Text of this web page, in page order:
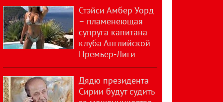
Стэйси Амбер Уорд
– пламенеющая
супруга капитана
клуба Английской
Премьер-Лиги
Дядю президента
Сирии будут судить